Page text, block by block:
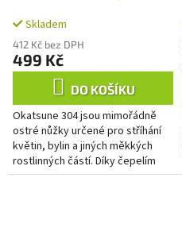
Skladem
412 Kč bez DPH
499 Kč
DO KOŠÍKU
Okatsune 304 jsou mimořádně
ostré nůžky určené pro stříhání
květin, bylin a jiných měkkých
rostlinných částí. Díky čepelím
dlouhým 45 mm a extrémně tenké